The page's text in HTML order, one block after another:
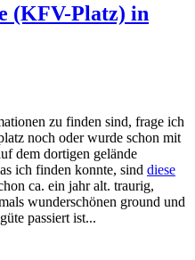
(KFV-Platz) in
zu finden sind, frage ich
noch oder wurde schon mit
dem dortigen gelände
ich finden konnte, sind diese
ca. ein jahr alt. traurig,
wunderschönen ground und
passiert ist...